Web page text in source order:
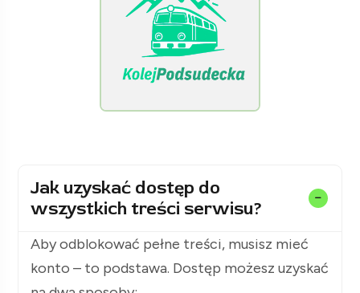
Jak uzyskać dostęp do
wszystkich treści serwisu?
Aby odblokować pełne treści, musisz mieć
konto – to podstawa. Dostęp możesz uzyskać